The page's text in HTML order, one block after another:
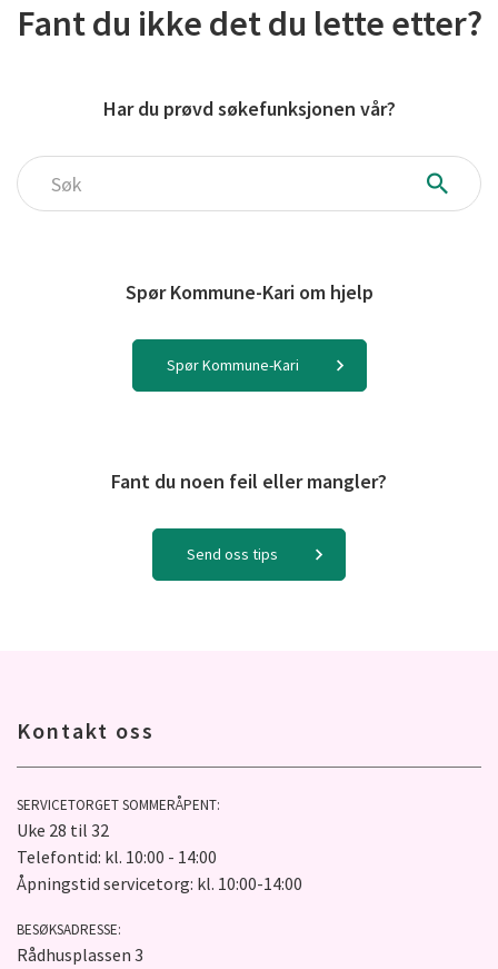
Fant du ikke det du lette etter?
Har du prøvd søkefunksjonen vår?
Søk
Spør Kommune-Kari om hjelp
Spør Kommune-Kari
Fant du noen feil eller mangler?
Send oss tips
Kontakt oss
SERVICETORGET SOMMERÅPENT:
Uke 28 til 32
Telefontid: kl. 10:00 - 14:00
Åpningstid servicetorg: kl. 10:00-14:00
BESØKSADRESSE:
Rådhusplassen 3